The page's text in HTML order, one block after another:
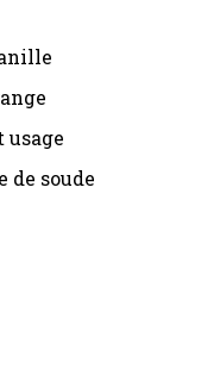
usage
de soude